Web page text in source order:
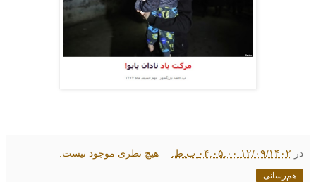
در ۱۲/۰۹/۱۴۰۲ ۰۴:۰۵:۰۰ ب.ظ. هیچ نظری موجود نیست:
هم‌رسانی